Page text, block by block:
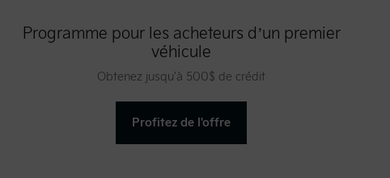
Programme pour les acheteurs d’un premier
véhicule
Obtenez jusqu'à 500$ de crédit
Profitez de l'offre